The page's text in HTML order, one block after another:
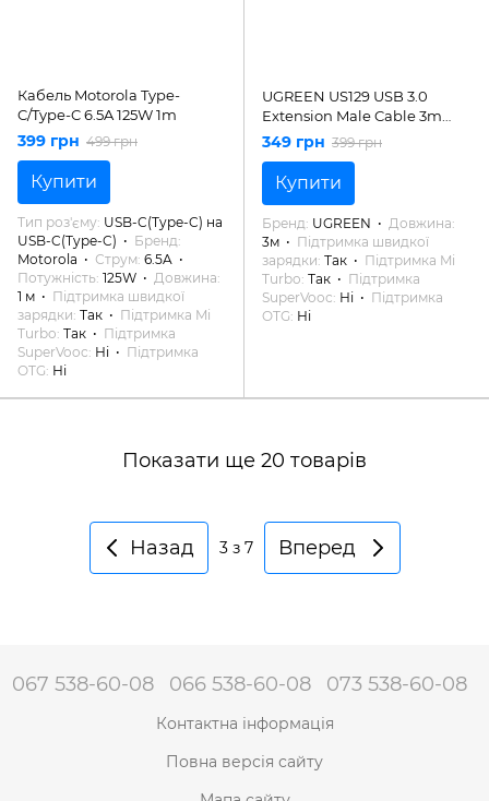
Кабель Motorola Type-
C/Type-C 6.5A 125W 1m
399 грн 499 грн
Купити
Тип роз'єму USB-C(Type-C) на
USB-C(Type-C)
Бренд
Motorola
Струм 6.5A
Потужність 125W
Довжина
1 м
Підтримка швидкої
зарядки Так
Підтримка Mi
Turbo Так
Підтримка
SuperVooc Ні
Підтримка
OTG Ні
UGREEN US129 USB 3.0
Extension Male Cable 3m
(Black) (UGR-30127)
349 грн 399 грн
Купити
Бренд UGREEN
Довжина
3м
Підтримка швидкої
зарядки Так
Підтримка Mi
Turbo Так
Підтримка
SuperVooc Ні
Підтримка
OTG Ні
Показати ще 20 товарів
Назад 3з 7 Вперед
067 538-60-08 066 538-60-08 073 538-60-08
Контактна інформація
Повна версія сайту